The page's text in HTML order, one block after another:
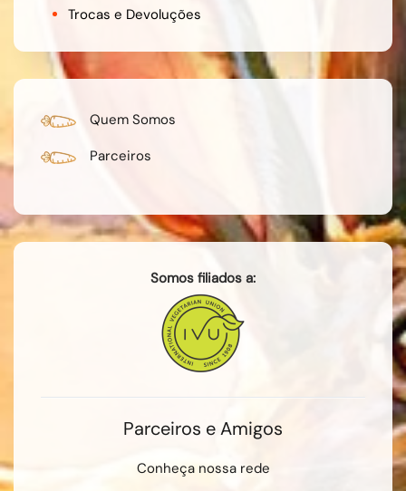
Trocas e Devoluções
Quem Somos
Parceiros
Somos filiados a:
Parceiros e Amigos
Conheça nossa rede